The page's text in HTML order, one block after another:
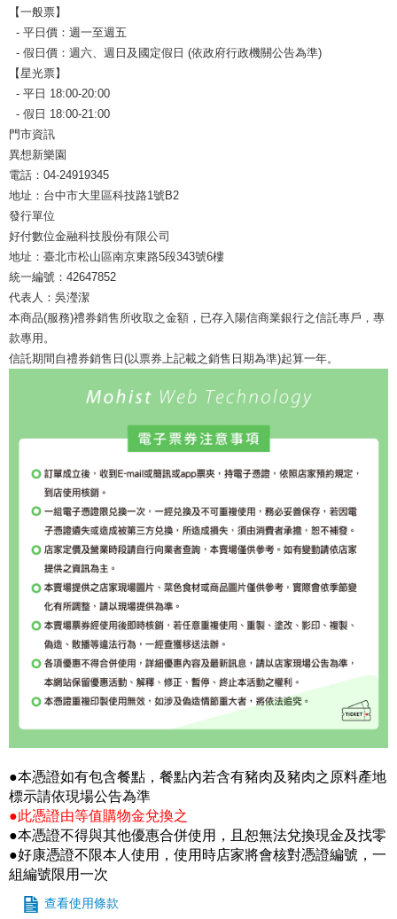
【一般票】
- 平日價：週一至週五
- 假日價：週六、週日及國定假日 (依政府行政機關公告為準)
【星光票】
- 平日 18:00-20:00
- 假日 18:00-21:00
門市資訊
異想新樂園
電話：04-24919345
地址：台中市大里區科技路1號B2
發行單位
好付數位金融科技股份有限公司
地址：臺北市松山區南京東路5段343號6樓
統一編號：42647852
代表人：吳瀅潔
本商品(服務)禮券銷售所收取之金額，已存入陽信商業銀行之信託專戶，專
款專用。
信託期間自禮券銷售日(以票券上記載之銷售日期為準)起算一年。
●本憑證如有包含餐點，餐點內若含有豬肉及豬肉之原料產地
標示請依現場公告為準
●此憑證由等值購物金兌換之
●本憑證不得與其他優惠合併使用，且恕無法兌換現金及找零
●好康憑證不限本人使用，使用時店家將會核對憑證編號，一
組編號限用一次
查看使用條款